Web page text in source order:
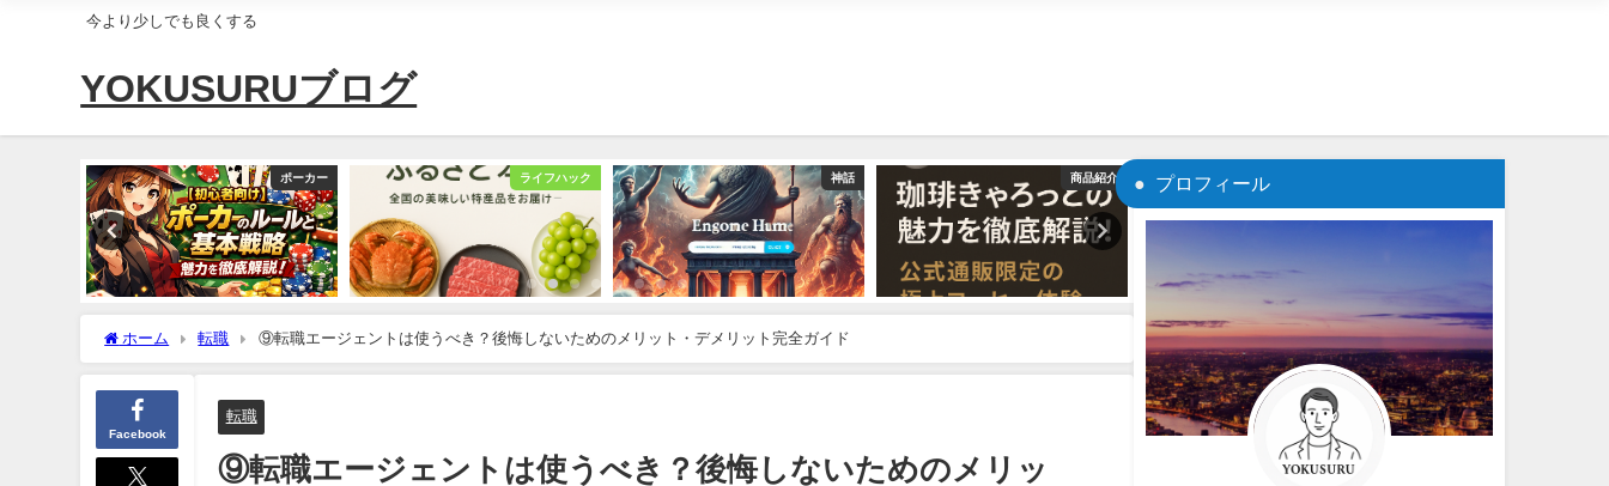
今より少しでも良くする
YOKUSURUブログ
ポーカー ライフハック 神話 商品紹介
ホーム 転職 ⑨転職エージェントは使うべき？後悔しないためのメリット・デメリット完全ガイド
Facebook
転職
⑨転職エージェントは使うべき？後悔しないためのメリッ
プロフィール